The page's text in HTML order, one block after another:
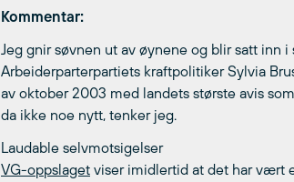
Kommentar:
Jeg gnir søvnen ut av øynene og blir satt inn i
Arbeiderparterpartiets kraftpolitiker Sylvia
av oktober 2003 med landets største avis
da ikke noe nytt, tenker jeg.
Laudable selvmotsigelser
VG-oppslaget viser imidlertid at det har vært